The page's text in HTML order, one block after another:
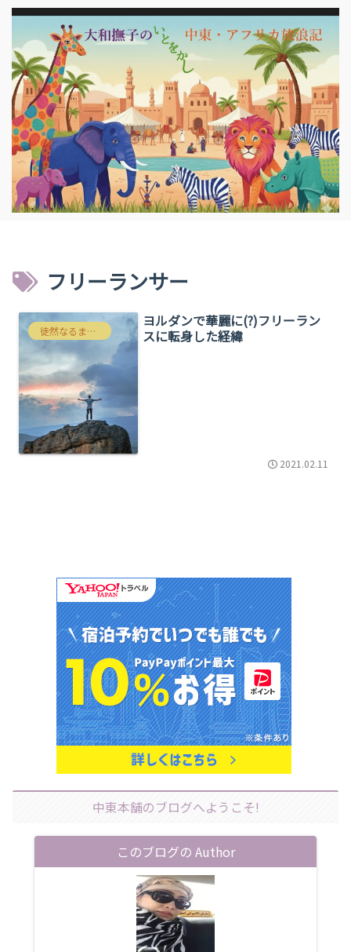
フリーランサー
徒然なるままにわたくしごと
ヨルダンで華麗に(?)フリーラン
スに転身した経緯
2021.02.11
中東本舗のブログへようこそ!
このブログの Author